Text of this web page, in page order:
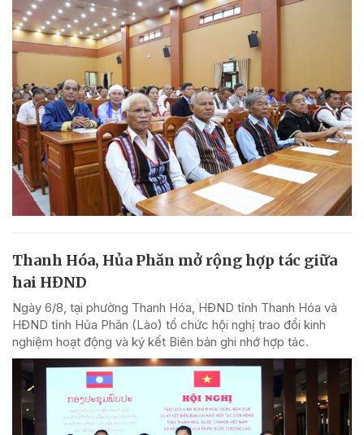
Thanh Hóa, Hủa Phăn mở rộng hợp tác giữa
hai HĐND
Ngày 6/8, tại phường Thanh Hóa, HĐND tỉnh Thanh Hóa và
HĐND tỉnh Hủa Phăn (Lào) tổ chức hội nghị trao đổi kinh
nghiệm hoạt động và ký kết Biên bản ghi nhớ hợp tác.